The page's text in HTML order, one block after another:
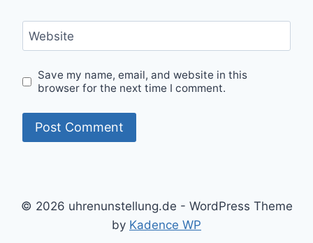
Website
Save my name, email, and website in this
browser for the next time I comment.
© 2026 uhrenunstellung.de - WordPress Theme
by Kadence WP